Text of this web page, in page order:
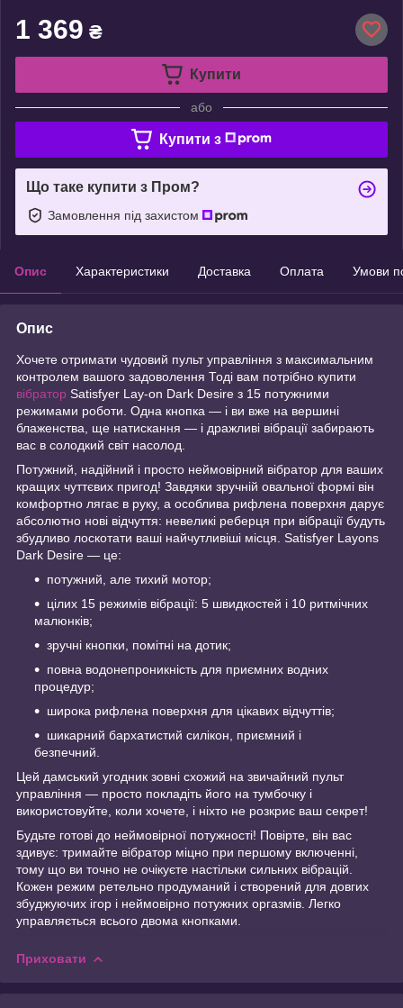
1 369 ₴
Купити
або
Купити з
Що таке купити з Пром?
Замовлення під захистом
Опис Характеристики Доставка Оплата Умови
Опис
Хочете отримати чудовий пульт управління з максимальним
контролем вашого задоволення Тоді вам потрібно купити
вібратор Satisfyer Lay-on Dark Desire з 15 потужними
режимами роботи. Одна кнопка — і ви вже на вершині
блаженства, ще натискання — і дражливі вібрації забирають
вас в солодкий світ насолод.
Потужний, надійний і просто неймовірний вібратор для ваших
кращих чуттєвих пригод! Завдяки зручній овальної формі він
комфортно лягає в руку, а особлива рифлена поверхня дарує
абсолютно нові відчуття: невеликі реберця при вібрації будуть
збудливо лоскотати ваші найчутливіші місця. Satisfyer Layons
Dark Desire — це:
потужний, але тихий мотор;
цілих 15 режимів вібрації: 5 швидкостей і 10 ритмічних
малюнків;
зручні кнопки, помітні на дотик;
повна водонепроникність для приємних водних
процедур;
широка рифлена поверхня для цікавих відчуттів;
шикарний бархатистий силікон, приємний і
безпечний.
Цей дамський угодник зовні схожий на звичайний пульт
управління — просто покладіть його на тумбочку і
використовуйте, коли хочете, і ніхто не розкриє ваш секрет!
Будьте готові до неймовірної потужності! Повірте, він вас
здивує: тримайте вібратор міцно при першому включенні,
тому що ви точно не очікуєте настільки сильних вібрацій.
Кожен режим ретельно продуманий і створений для довгих
збуджуючих ігор і неймовірно потужних оргазмів. Легко
управляється всього двома кнопками.
Приховати